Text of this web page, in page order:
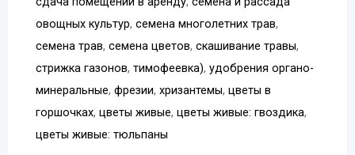
овощных культур, семена многолетних трав,
семена трав, семена цветов, скашивание травы,
стрижка газонов, тимофеевка), удобрения органо-
минеральные, фрезии, хризантемы, цветы в
горшочках, цветы живые, цветы живые: гвоздика,
цветы живые: тюльпаны